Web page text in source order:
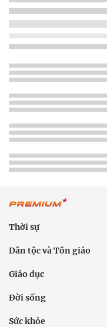
Thời sự
Dân tộc và Tôn giáo
Giáo dục
Đời sống
Sức khỏe